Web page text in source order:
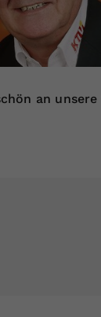
an unsere